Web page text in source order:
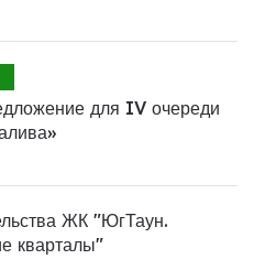
для IV очереди
ЖК "ЮгТаун.
кварталы"